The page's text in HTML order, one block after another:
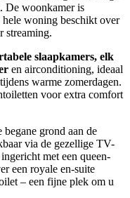
De woonkamer is
woning beschikt over
streaming.
slaapkamers, elk
en airconditioning, ideaal
warme zomerdagen.
voor extra comfort
grond aan de
via de gezellige TV-
met een queen-
een royale en-suite
– een fijne plek om u